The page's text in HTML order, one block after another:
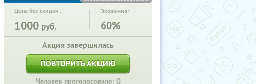
Цена без скидки:
1000 руб.
Экономия:
60%
Акция завершилась
ПОВТОРИТЬ АКЦИЮ
Человек проголосовало: 0